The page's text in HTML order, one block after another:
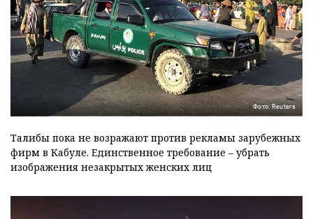
Фото: Reuters
Талибы пока не возражают против рекламы зарубежных
фирм в Кабуле. Единственное требование – убрать
изображения незакрытых женских лиц